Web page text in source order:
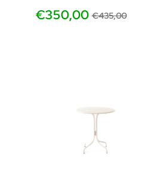
€350,00 €435,00